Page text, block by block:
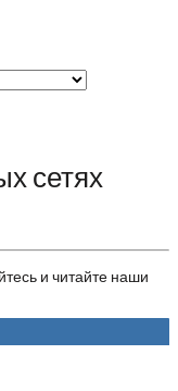
сетях
и читайте наши